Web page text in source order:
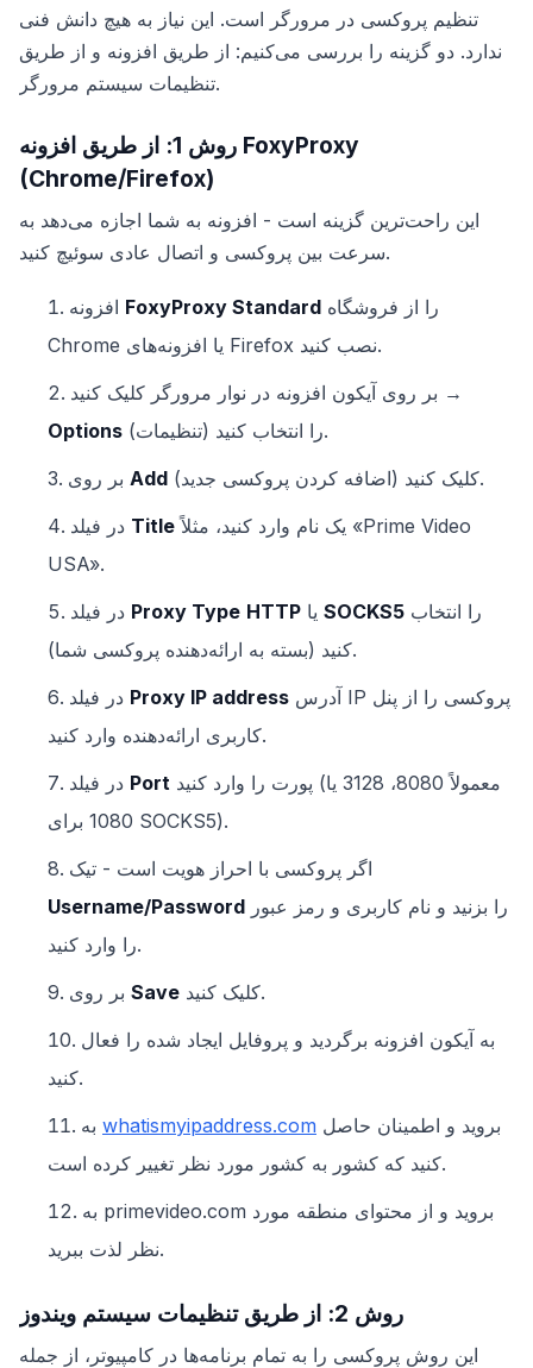
تنظیم پروکسی در مرورگر است. این نیاز به هیچ دانش فنی
ندارد. دو گزینه را بررسی می‌کنیم: از طریق افزونه و از طریق
تنظیمات سیستم مرورگر.
روش 1: از طریق افزونه FoxyProxy
(Chrome/Firefox)
این راحت‌ترین گزینه است - افزونه به شما اجازه می‌دهد به
سرعت بین پروکسی و اتصال عادی سوئیچ کنید.
FoxyProxy Standard
Chrome یا افزونه‌های Firefox نصب کنید.
بر روی آیکون افزونه در نوار مرورگر کلیک کنید →
Options
(تنظیمات) را انتخاب کنید.
Add
(اضافه کردن پروکسی جدید) کلیک کنید.
Titleیک نام وارد کنید، مثلاً «Prime Video
USA».
Proxy Type HTTP SOCKS5
کنید (بسته به ارائه‌دهنده پروکسی شما).
Proxy IP address
کاربری ارائه‌دهنده وارد کنید.
Port
1080 برای SOCKS5).
اگر پروکسی با احراز هویت است - تیک
Username/Password
را وارد کنید.
Save
کلیک کنید.
به آیکون افزونه برگردید و پروفایل ایجاد شده را فعال
کنید.
whatismyipaddress.com
کنید که کشور به کشور مورد نظر تغییر کرده است.
به primevideo.com بروید و از محتوای منطقه مورد
نظر لذت ببرید.
روش 2: از طریق تنظیمات سیستم ویندوز
این روش پروکسی را به تمام برنامه‌ها در کامپیوتر، از جمله